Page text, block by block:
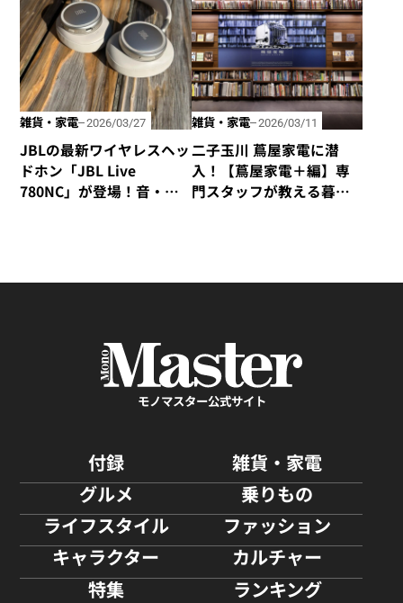
雑貨・家電 2026/03/27
JBLの最新ワイヤレスヘッ
ドホン「JBL Live
780NC」が登場！音・装
雑貨・家電 2026/03/11
二子玉川 蔦屋家電に潜
入！【蔦屋家電＋編】専
門スタッフが教える暮ら
モノマスター公式サイト
付録
雑貨・家電
グルメ
乗りもの
ライフスタイル
ファッション
キャラクター
カルチャー
特集
ランキング